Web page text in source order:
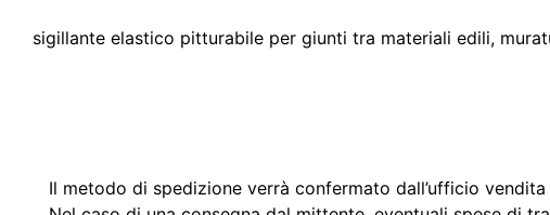
sigillante elastico pitturabile per giunti tra materiali edili,
Il metodo di spedizione verrà confermato dall’ufficio vendita